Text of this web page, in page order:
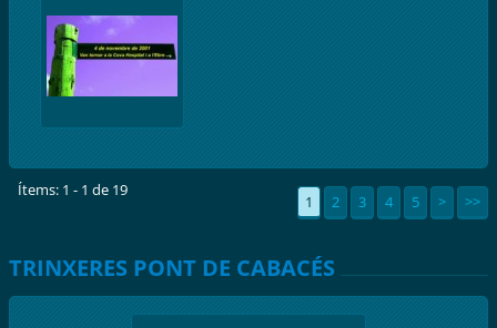
Ítems: 1 - 1 de 19
1 2 3 4 5 > >>
TRINXERES PONT DE CABACÉS